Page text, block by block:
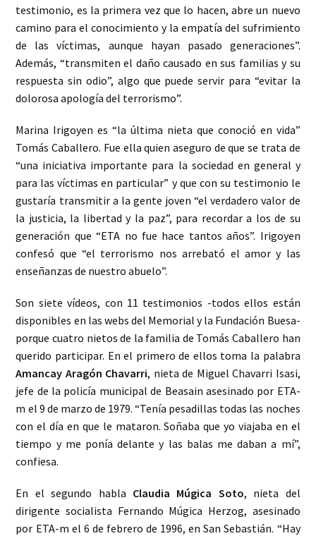
testimonio, es la primera vez que lo hacen, abre un nuevo
camino para el conocimiento y la empatía del sufrimiento
de las víctimas, aunque hayan pasado generaciones”.
Además, “transmiten el daño causado en sus familias y su
respuesta sin odio”, algo que puede servir para “evitar la
dolorosa apología del terrorismo”.
Marina Irigoyen es “la última nieta que conoció en vida”
Tomás Caballero. Fue ella quien aseguro de que se trata de
“una iniciativa importante para la sociedad en general y
para las víctimas en particular” y que con su testimonio le
gustaría transmitir a la gente joven “el verdadero valor de
la justicia, la libertad y la paz”, para recordar a los de su
generación que “ETA no fue hace tantos años”. Irigoyen
confesó que “el terrorismo nos arrebató el amor y las
enseñanzas de nuestro abuelo”.
Son siete vídeos, con 11 testimonios -todos ellos están
disponibles en las webs del Memorial y la Fundación Buesa-
porque cuatro nietos de la familia de Tomás Caballero han
querido participar. En el primero de ellos toma la palabra
Amancay Aragón Chavarri, nieta de Miguel Chavarri Isasi,
jefe de la policía municipal de Beasain asesinado por ETA-
m el 9 de marzo de 1979. “Tenía pesadillas todas las noches
con el día en que le mataron. Soñaba que yo viajaba en el
tiempo y me ponía delante y las balas me daban a mí”,
confiesa.
En el segundo habla Claudia Múgica Soto, nieta del
dirigente socialista Fernando Múgica Herzog, asesinado
por ETA-m el 6 de febrero de 1996, en San Sebastián. “Hay